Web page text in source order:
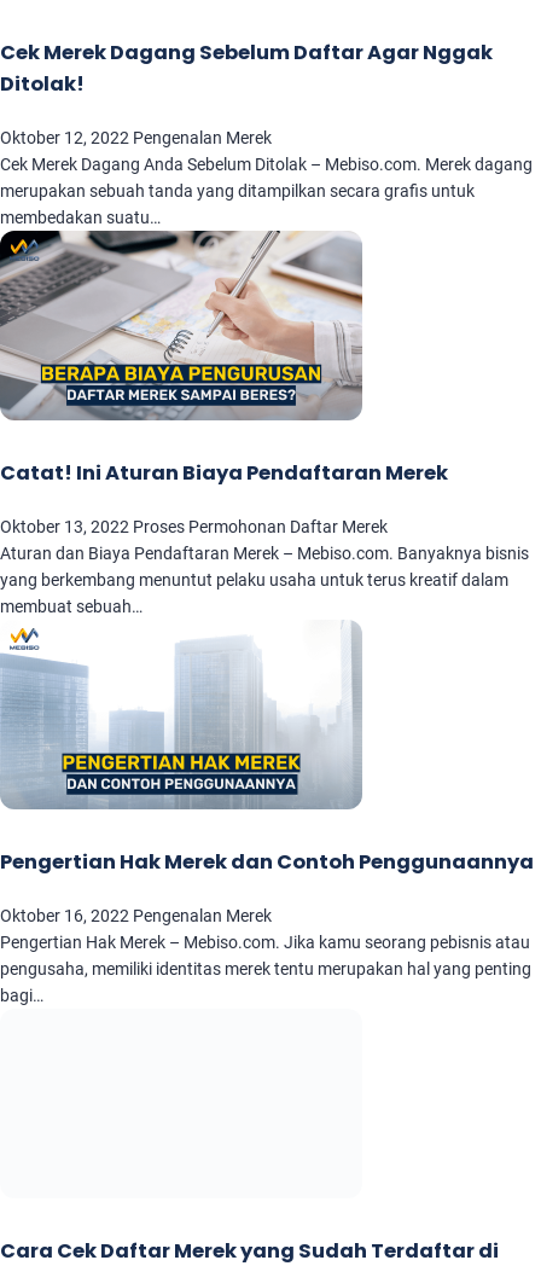
Cek Merek Dagang Sebelum Daftar Agar Nggak
Ditolak!
Oktober 12, 2022 Pengenalan Merek
Cek Merek Dagang Anda Sebelum Ditolak – Mebiso.com. Merek dagang
merupakan sebuah tanda yang ditampilkan secara grafis untuk
membedakan suatu…
Catat! Ini Aturan Biaya Pendaftaran Merek
Oktober 13, 2022 Proses Permohonan Daftar Merek
Aturan dan Biaya Pendaftaran Merek – Mebiso.com. Banyaknya bisnis
yang berkembang menuntut pelaku usaha untuk terus kreatif dalam
membuat sebuah…
Pengertian Hak Merek dan Contoh Penggunaannya
Oktober 16, 2022 Pengenalan Merek
Pengertian Hak Merek – Mebiso.com. Jika kamu seorang pebisnis atau
pengusaha, memiliki identitas merek tentu merupakan hal yang penting
bagi…
Cara Cek Daftar Merek yang Sudah Terdaftar di